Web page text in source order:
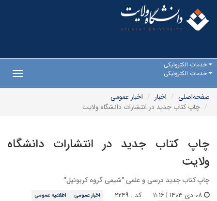
خدمات الکترونیکی
خدمات الکترونیکی
صفحه‌اصلی
اخبار
اخبار عمومی
چاپ کتاب جدید در انتشارات دانشگاه ولایت
چاپ کتاب جدید در انتشارات دانشگاه
ولایت
چاپ کتاب جدید درسی و علمی "شیمی گروه‌ کربونیل"
کد : ۲۲۴۹ اخبار عمومی
اطلاعیه عمومی